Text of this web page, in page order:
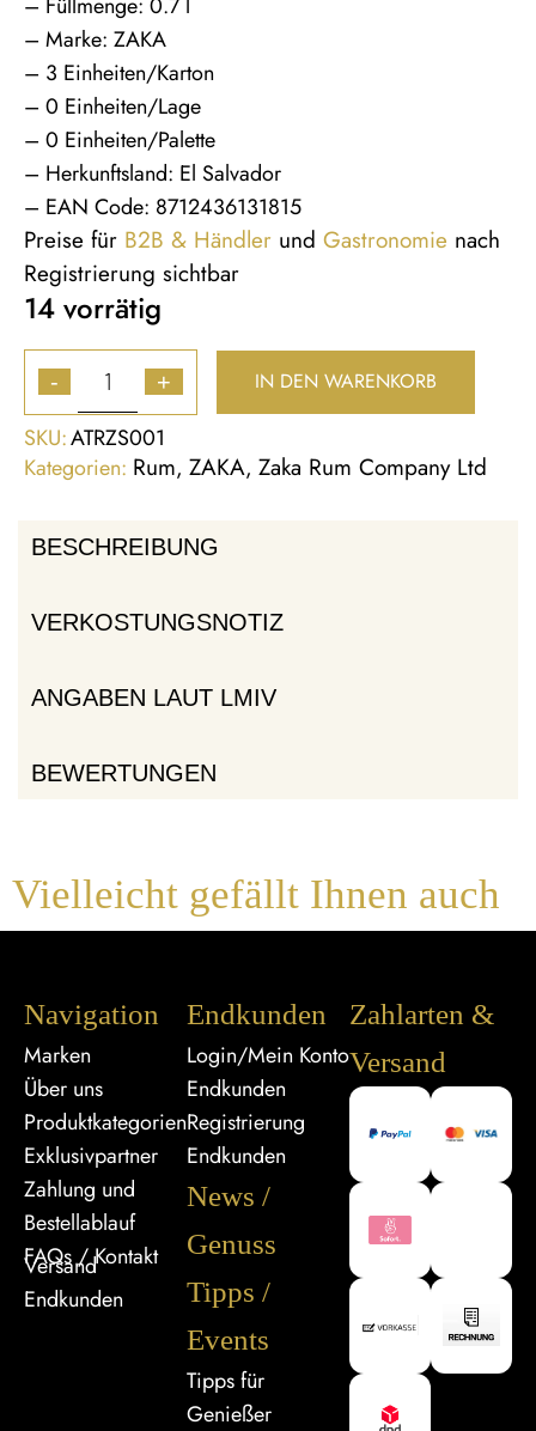
– Marke: ZAKA
– 3 Einheiten/Karton
– 0 Einheiten/Lage
– 0 Einheiten/Palette
– Herkunftsland: El Salvador
– EAN Code: 8712436131815
Preise für B2B & Händler und Gastronomie nach
Registrierung sichtbar
14 vorrätig
- + IN DEN WARENKORB
SKU:ATRZS001
Kategorien: Rum, ZAKA, Zaka Rum Company Ltd
BESCHREIBUNG
VERKOSTUNGSNOTIZ
ANGABEN LAUT LMIV
BEWERTUNGEN
Vielleicht gefällt Ihnen auch
Navigation
Marken
Über uns
Produktkategorien
Exklusivpartner
Zahlung und
Bestellablauf
FAQs / Kontakt
Versand
Endkunden
Endkunden
Login/Mein Konto
Endkunden
Registrierung
Endkunden
News /
Genuss
Tipps /
Events
Tipps für
Genießer
Zahlarten &
Versand